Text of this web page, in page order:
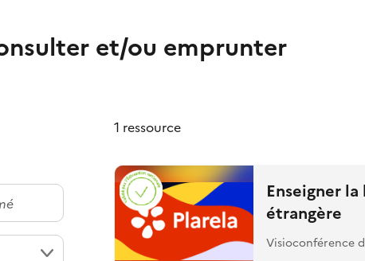
et/ou emprunter
1 ressource
Enseigner
étrangère
Visioconférence